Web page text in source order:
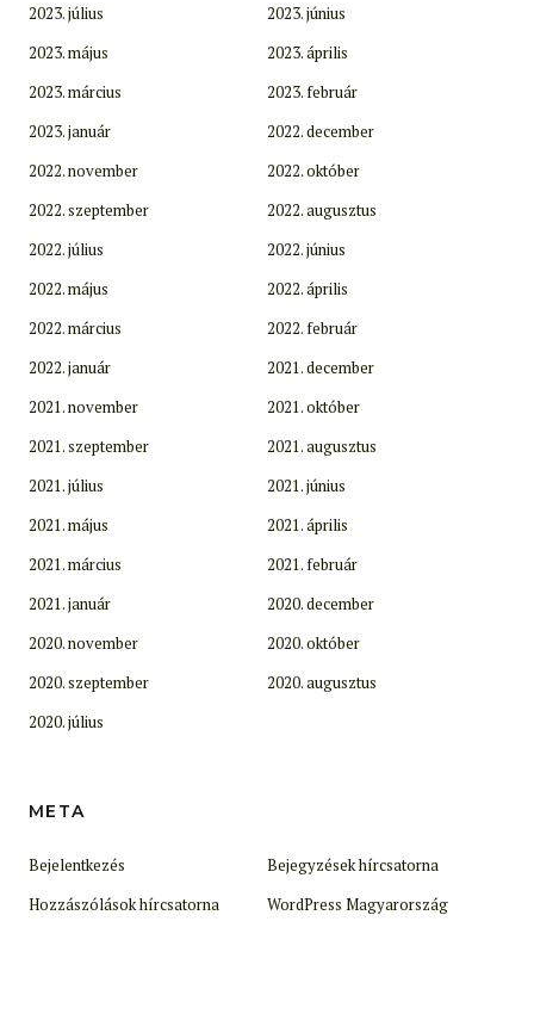
2023. július
2023. június
2023. május
2023. április
2023. március
2023. február
2023. január
2022. december
2022. november
2022. október
2022. szeptember
2022. augusztus
2022. július
2022. június
2022. május
2022. április
2022. március
2022. február
2022. január
2021. december
2021. november
2021. október
2021. szeptember
2021. augusztus
2021. július
2021. június
2021. május
2021. április
2021. március
2021. február
2021. január
2020. december
2020. november
2020. október
2020. szeptember
2020. augusztus
2020. július
META
Bejelentkezés
Bejegyzések hírcsatorna
Hozzászólások hírcsatorna
WordPress Magyarország